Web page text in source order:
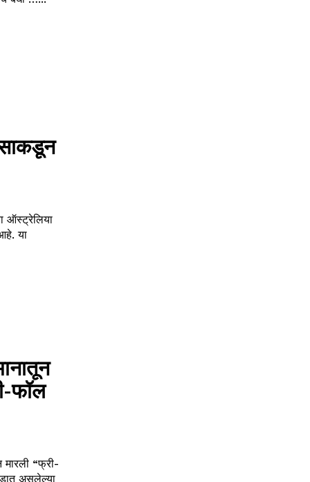
ऑस्ट्रेलिया
या
फॉल
“फ्री-